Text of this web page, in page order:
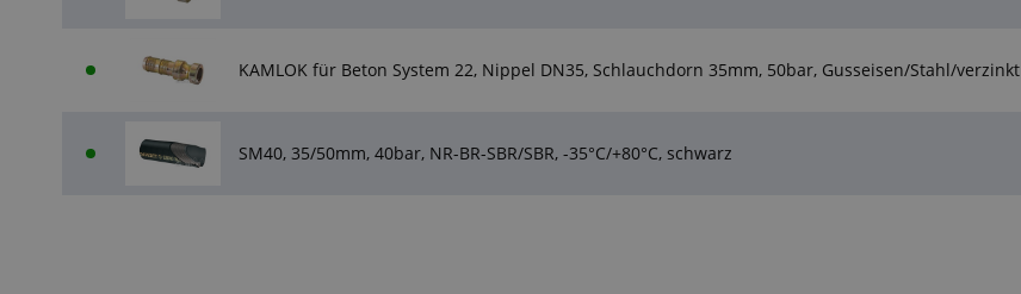
KAMLOK für Beton System 22, Nippel DN35, Schlauchdorn 35mm, 50bar, Gusseisen/Stahl/verzinkt
SM40, 35/50mm, 40bar, NR-BR-SBR/SBR, -35°C/+80°C, schwarz